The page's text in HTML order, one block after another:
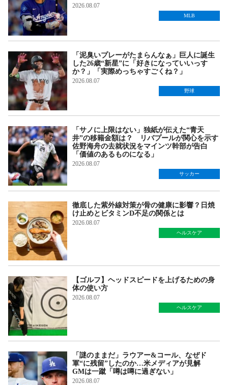
2026.08.07
MLB
「泥臭いプレーがたまらんなぁ」巨人に誕生
した26歳“新星”に「好きになっていいっす
か？」「実際めっちゃすごくね？」
2026.08.07
野球
「サノに上限はない」独紙が伝えた“青天
井”の移籍金額は？ リバプールが関心を示す
佐野海舟の去就状況をマインツ幹部が告白
「価値のあるものになる」
2026.08.07
サッカー
徹底した紫外線対策が骨の健康に影響？日焼
け止めとビタミンD不足の関係とは
2026.08.07
ヘルスケア
【ゴルフ】ヘッドスピードを上げるための身
体の使い方
2026.08.07
ヘルスケア
「謎のままだ」ラウアー&コール、なぜド
軍“に残留”したのか…米メディアが見解
GMは一蹴「噂は噂に過ぎない」
2026.08.07